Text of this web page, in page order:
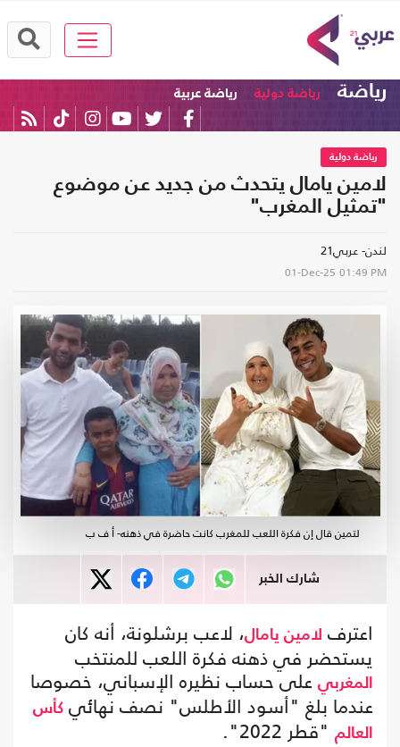
رياضة رياضة دولية رياضة عربية
رياضة دولية
لامين يامال يتحدث من جديد عن موضوع
"تمثيل المغرب"
لندن- عربي21
01-Dec-25 01:49 PM
لتمين قال إن فكرة اللعب للمغرب كانت حاضرة في ذهنه- أ ف ب
شارك الخبر
اعترف لامين يامال، لاعب برشلونة، أنه كان
يستحضر في ذهنه فكرة اللعب للمنتخب
المغربي على حساب نظيره الإسباني، خصوصا
عندما بلغ "أسود الأطلس" نصف نهائي كأس
العالم "قطر 2022".